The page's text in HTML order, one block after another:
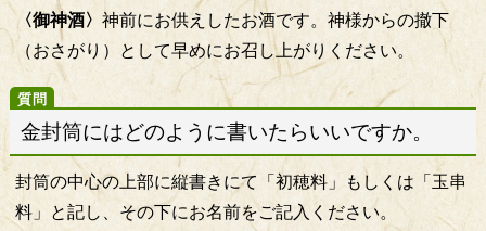
〈御神酒〉 神前にお供えしたお酒です。神様からの撤下
（おさがり）として早めにお召し上がりください。
金封筒にはどのように書いたらいいですか。
封筒の中心の上部に縦書きにて「初穂料」もしくは「玉串
料」と記し、その下にお名前をご記入ください。